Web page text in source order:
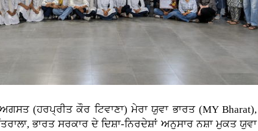
(ਹਰਪ੍ਰੀਤ ਕੌਰ ਟਿਵਾਣਾ) ਮੇਰਾ ਯੁਵਾ ਭਾਰਤ (MY Bharat),
ਭਾਰਤ ਸਰਕਾਰ ਦੇ ਦਿਸ਼ਾ-ਨਿਰਦੇਸ਼ਾਂ ਅਨੁਸਾਰ ਨਸ਼ਾ ਮੁਕਤ ਯੁਵਾ